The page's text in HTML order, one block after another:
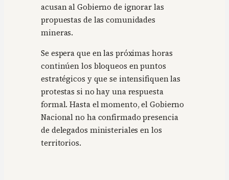
acusan al Gobierno de ignorar las
propuestas de las comunidades
mineras.
Se espera que en las próximas horas
continúen los bloqueos en puntos
estratégicos y que se intensifiquen las
protestas si no hay una respuesta
formal. Hasta el momento, el Gobierno
Nacional no ha confirmado presencia
de delegados ministeriales en los
territorios.